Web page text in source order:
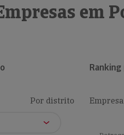
em
Por distrito Empresa